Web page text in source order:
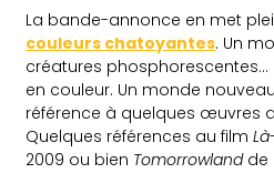
La bande-annonce en met
couleurs chatoyantes. Un
créatures
en couleur. Un monde
référence à quelques œuvres
Quelques références au film
2009 ou bien Tomorrowlandde